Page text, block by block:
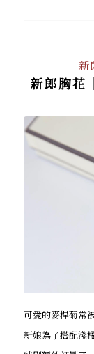
新
新郎胸花
可愛的麥桿菊常
新娘為了搭配淺